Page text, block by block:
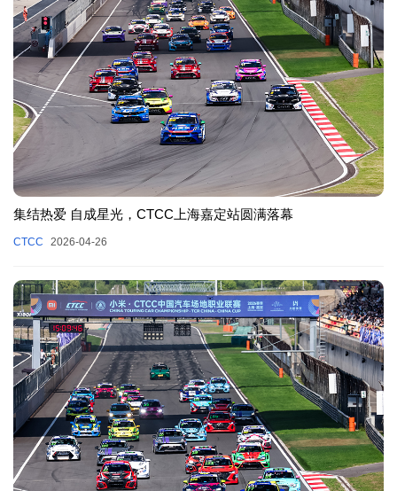
集结热爱 自成星光，CTCC上海嘉定站圆满落幕
CTCC 2026-04-26